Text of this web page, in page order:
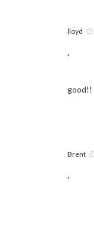
lloyd
.
good!!
Brent
.